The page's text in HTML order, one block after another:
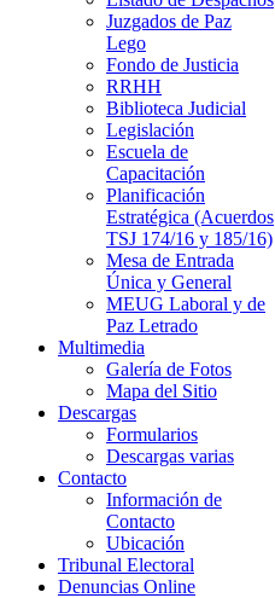
Juzgados de Paz
Lego
Fondo de Justicia
RRHH
Biblioteca Judicial
Legislación
Escuela de
Capacitación
Planificación
Estratégica (Acuerdos
TSJ 174/16 y 185/16)
Mesa de Entrada
Única y General
MEUG Laboral y de
Paz Letrado
Multimedia
Galería de Fotos
Mapa del Sitio
Descargas
Formularios
Descargas varias
Contacto
Información de
Contacto
Ubicación
Tribunal Electoral
Denuncias Online